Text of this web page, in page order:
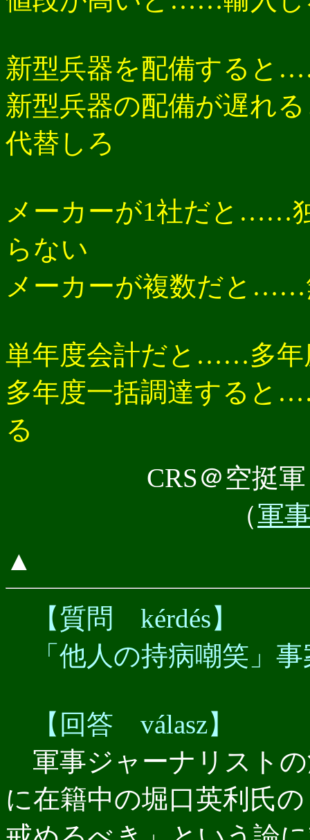
新型兵器を配備すると
新型兵器の配備が遅れ
代替しろ
メーカーが1社だと……
らない
メーカーが複数だと……
単年度会計だと……多年
多年度一括調達すると
る
CRS＠空挺
（軍
▲
【質問 kérdés】
「他人の持病嘲笑」事
【回答 válasz】
軍事ジャーナリスト
に在籍中の堀口英利氏